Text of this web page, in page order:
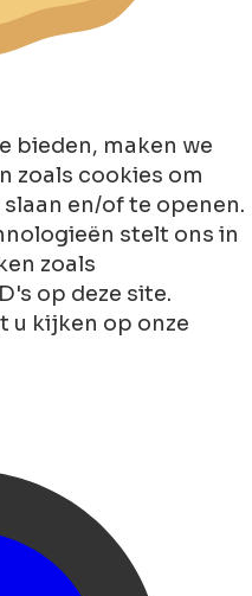
bieden, maken we
zoals cookies om
en/of te openen.
stelt ons in
zoals
op deze site.
u kijken op onze